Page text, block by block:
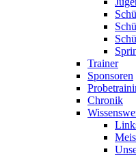
Trainer
Sponsoren
Chronik